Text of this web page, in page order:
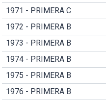
1971 - PRIMERA C
1972 - PRIMERA B
1973 - PRIMERA B
1974 - PRIMERA B
1975 - PRIMERA B
1976 - PRIMERA B